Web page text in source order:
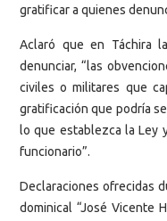
gratificar a quienes
Aclaró que en Táchira
denunciar, “las
civiles o militares que
gratificación que podría
lo que establezca la Ley
funcionario”.
Declaraciones ofrecidas
dominical “José Vicente